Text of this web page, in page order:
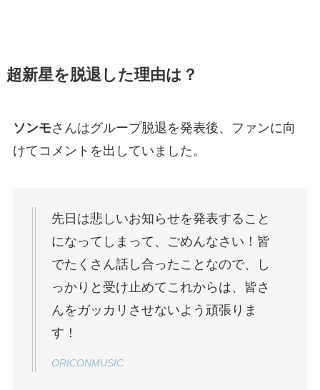
超新星を脱退した理由は？
ソンモさんはグループ脱退を発表後、ファンに向
けてコメントを出していました。
先日は悲しいお知らせを発表すること
になってしまって、ごめんなさい！皆
でたくさん話し合ったことなので、し
っかりと受け止めてこれからは、皆さ
んをガッカリさせないよう頑張りま
す！
ORICONMUSIC